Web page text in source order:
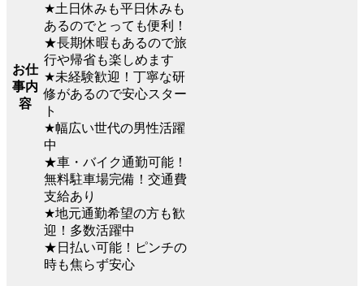
お仕
事内
容
★土日休みも平日休みも
あるのでとっても便利！
★長期休暇もあるので旅
行や帰省も楽しめます
★未経験歓迎！丁寧な研
修があるので安心スター
ト
★幅広い世代の男性活躍
中
★車・バイク通勤可能！
無料駐車場完備！交通費
支給あり
★地元通勤希望の方も歓
迎！多数活躍中
★日払い可能！ピンチの
時も焦らず安心